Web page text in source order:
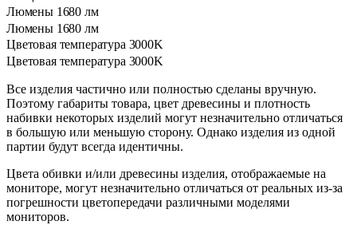
⁠Люмены 1680 лм
⁠Люмены 1680 лм
Цветовая температура 3000K
Цветовая температура 3000K
Все изделия частично или полностью сделаны вручную.
Поэтому габариты товара, цвет древесины и плотность
набивки некоторых изделий могут незначительно отличаться
в большую или меньшую сторону. Однако изделия из одной
партии будут всегда идентичны.
Цвета обивки и/или древесины изделия, отображаемые на
мониторе, могут незначительно отличаться от реальных из-за
погрешности цветопередачи различными моделями
мониторов.